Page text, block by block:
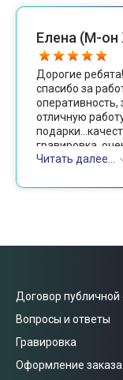
Елена (М-он
Дорогие
спасибо за
оперативность,
отличную
гравировка,
Вам огромного
Читать далее...
Договор
Вопросы и ответы
Гравировка
Оформление заказа